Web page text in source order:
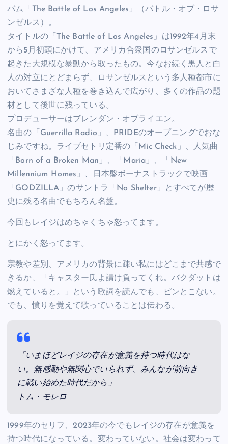
バム「The Battle of Los Angeles」（バトル・オブ・ロサ
ンゼルス）。
タイトルの「The Battle of Los Angeles」は1992年4月末
から5月初頭にかけて、アメリカ合衆国のロサンゼルスで
起きた大規模な暴動から取ったもの。今なお続く黒人と白
人の対立にとどまらず、ロサンゼルスという多人種都市に
おいてさまざな人種を巻き込んで広がり、多くの作品の題
材として後世に残っている。
プロデューサーはブレンダン・オブライエン。
名曲の「Guerrilla Radio」、PRIDEのオープニングでおな
じみですね。ライブセトリ定番の「Mic Check」、人気曲
「Born of a Broken Man」、「Maria」、「New
Millennium Homes」、日本盤ボーナストラックで映画
「GODZILLA」のサントラ「No Shelter」とすべてが歴
史に残る名曲でもちろん名盤。
今回もレイジはめちゃくちゃ怒ってます。
とにかく怒ってます。
宗教や差別、アメリカの背景に疎い私にはどこまで共感で
きるか、「キャスター氏よ請け負ってくれ。バクダットは
燃えていると。」という歌詞を読んでも、ピンとこない。
でも、憤りを覚えて歌っていることは伝わる。
「いまほどレイジの存在が意義を持つ時代はな
い。無感動や無関心でいられず、みんなが前向き
に戦い始めた時代だから」
トム・モレロ
1999年のセリフ、2023年の今でもレイジの存在が意義を
持つ時代になっている。変わっていない。社会は変わって